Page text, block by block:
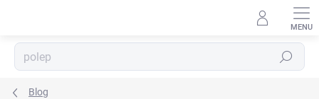
Hľadať
Blog